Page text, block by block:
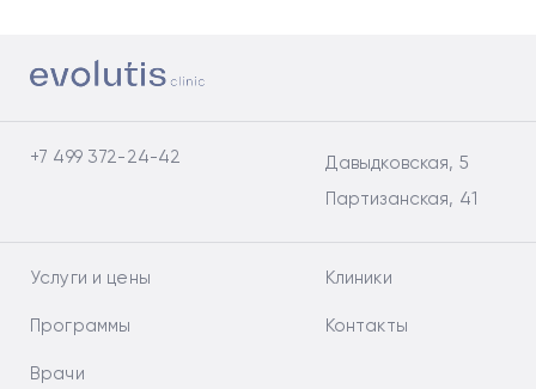
+7 499 372-24-42
Давыдковская, 5
Партизанская, 41
Услуги и цены
Программы
Врачи
Клиники
Контакты